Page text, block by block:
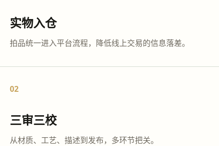
实物入仓
拍品统一进入平台流程，降低线上交易的信息落差。
02
三审三校
从材质、工艺、描述到发布，多环节把关。